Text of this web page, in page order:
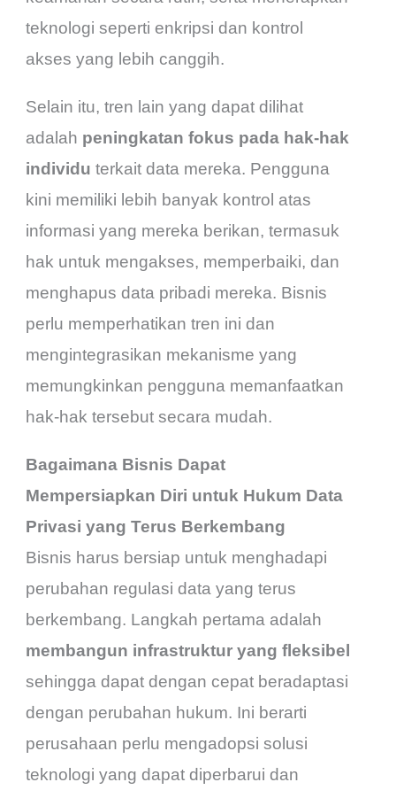
teknologi seperti enkripsi dan kontrol
akses yang lebih canggih.
Selain itu, tren lain yang dapat dilihat
adalah peningkatan fokus pada hak-hak
individu terkait data mereka. Pengguna
kini memiliki lebih banyak kontrol atas
informasi yang mereka berikan, termasuk
hak untuk mengakses, memperbaiki, dan
menghapus data pribadi mereka. Bisnis
perlu memperhatikan tren ini dan
mengintegrasikan mekanisme yang
memungkinkan pengguna memanfaatkan
hak-hak tersebut secara mudah.
Bagaimana Bisnis Dapat
Mempersiapkan Diri untuk Hukum Data
Privasi yang Terus Berkembang
Bisnis harus bersiap untuk menghadapi
perubahan regulasi data yang terus
berkembang. Langkah pertama adalah
membangun infrastruktur yang fleksibel
sehingga dapat dengan cepat beradaptasi
dengan perubahan hukum. Ini berarti
perusahaan perlu mengadopsi solusi
teknologi yang dapat diperbarui dan